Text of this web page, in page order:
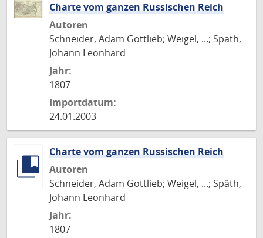
Charte vom ganzen Russischen Reich
Autoren
Schneider, Adam Gottlieb; Weigel, ...; Späth,
Johann Leonhard
Jahr:
1807
Importdatum:
24.01.2003
Charte vom ganzen Russischen Reich
Autoren
Schneider, Adam Gottlieb; Weigel, ...; Späth,
Johann Leonhard
Jahr:
1807